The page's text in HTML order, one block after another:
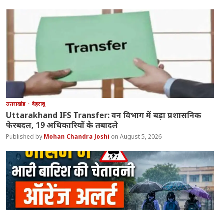
उत्तराखंड देहरादून
Uttarakhand IFS Transfer: वन विभाग में बड़ा प्रशासनिक
फेरबदल, 19 अधिकारियों के तबादले
Mohan Chandra Joshi August 5, 2026